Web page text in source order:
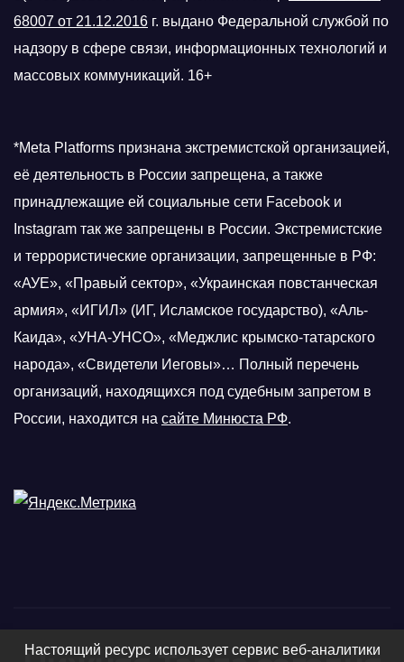
68007 от 21.12.2016 г. выдано Федеральной службой по
надзору в сфере связи, информационных технологий и
массовых коммуникаций. 16+
*Meta Platforms признана экстремистской организацией,
её деятельность в России запрещена, а также
принадлежащие ей социальные сети Facebook и
Instagram так же запрещены в России. Экстремистские
и террористические организации, запрещенные в РФ:
«АУЕ», «Правый сектор», «Украинская повстанческая
армия», «ИГИЛ» (ИГ, Исламское государство), «Аль-
Каида», «УНА-УНСО», «Меджлис крымско-татарского
народа», «Свидетели Иеговы»… Полный перечень
организаций, находящихся под судебным запретом в
России, находится на сайте Минюста РФ.
Настоящий ресурс использует сервис веб-аналитики